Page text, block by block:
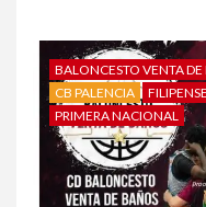
BALONCESTO VENTA
CB PALENCIA
PRIMERA NACIONAL